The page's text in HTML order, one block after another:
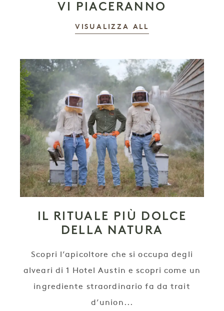
VI PIACERANNO
VISUALIZZA ALL
IL RITUALE PIÙ DOLCE
DELLA NATURA
Scopri l’apicoltore che si occupa degli
alveari di 1 Hotel Austin e scopri come un
ingrediente straordinario fa da trait
d’union...